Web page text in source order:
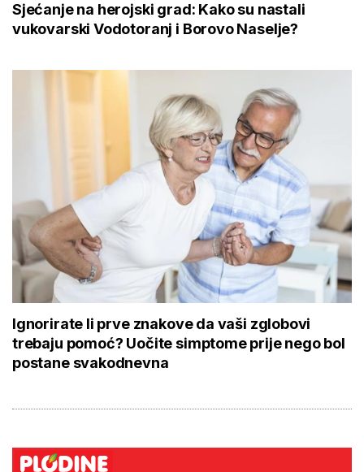
Sjećanje na herojski grad: Kako su nastali
vukovarski Vodotoranj i Borovo Naselje?
Ignorirate li prve znakove da vaši zglobovi
trebaju pomoć? Uočite simptome prije nego bol
postane svakodnevna